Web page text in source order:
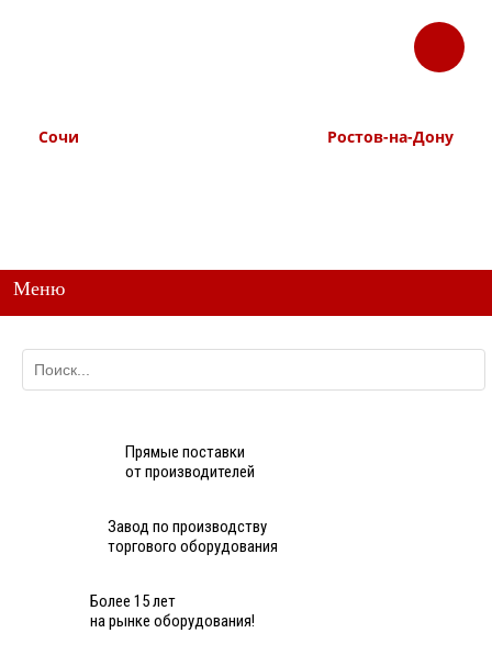
Сочи
ЗАКАЗАТЬ
ЗВОНОК
Ростов-на-Дону
Меню
Прямые поставки
от производителей
Завод по производству
торгового оборудования
Более 15 лет
на рынке оборудования!